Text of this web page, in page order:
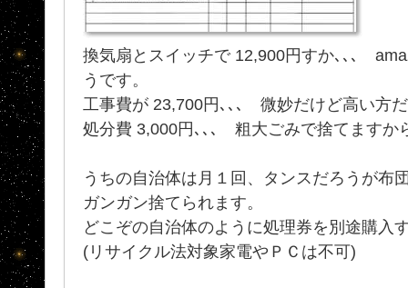
換気扇とスイッチで 12,900円すか､､､
うです。
工事費が 23,700円､､､ 微妙だけど高い方
処分費 3,000円､､､ 粗大ごみで捨てますか
うちの自治体は月１回、タンスだろうが布
ガンガン捨てられます。
どこぞの自治体のように処理券を別途購入
(リサイクル法対象家電やＰＣは不可)